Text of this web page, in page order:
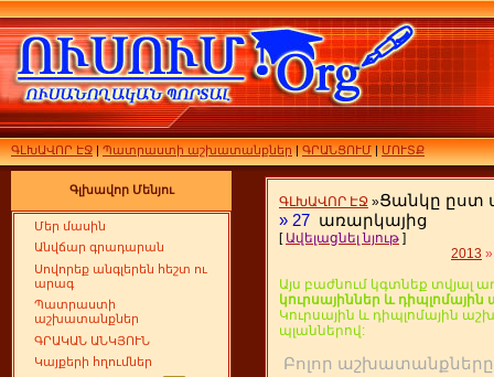
ԳԼԽԱՎՈՐ ԷՋ|Պատրաստի աշխատանքներ|ԳՐԱՆՑՈՒՄ|ՄՈՒՏՔ
Գլխավոր Մենյու
Մեր մասին
Անվճար գրադարան
Սովորեք անգլերեն հեշտ ու
արագ
Պատրաստի
աշխատանքներ
ԳՐԱԿԱՆ ԱՆԿՅՈՒՆ
Կայքերի հղումներ
ԳԼԽԱՎՈՐ ԷՋ »Ցանկը ըստ
» 27 առարկայից
[ Ավելացնել նյութ ]
2013 »
Այս բաժնում կգտնեք տվյալ
կուրսայիններ և
Կուրսային և դիպլոմային
պլաններով:
Բոլոր